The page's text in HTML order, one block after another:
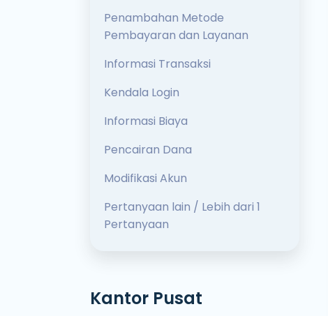
Penambahan Metode
Pembayaran dan Layanan
Informasi Transaksi
Kendala Login
Informasi Biaya
Pencairan Dana
Modifikasi Akun
Pertanyaan lain / Lebih dari 1
Pertanyaan
Kantor Pusat